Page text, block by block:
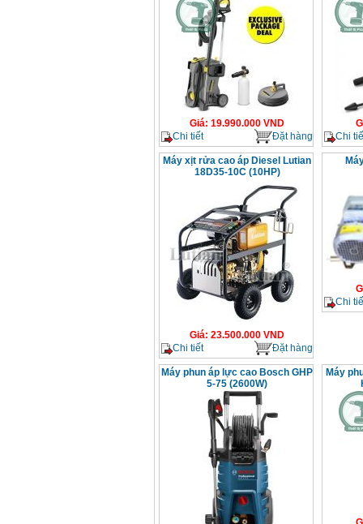
Giá: 19.990.000 VND
Chi tiết
Đặt hàng
Chi
Máy xịt rửa cao áp Diesel Lutian
18D35-10C (10HP)
Giá: 23.500.000 VND
Chi tiết
Đặt hàng
Chi
Máy phun áp lực cao Bosch GHP
5-75 (2600W)
Máy